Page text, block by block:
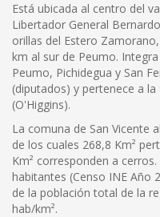
Está ubicada al centro del
Libertador General
orillas del Estero
km al sur de Peumo.
Peumo, Pichidegua y San
(diputados) y pertenece a la
(O'Higgins).
La comuna de San Vicente
de los cuales 268,8 Km²
Km² corresponden a
habitantes (Censo INE Año
de la población total de la
hab/km².